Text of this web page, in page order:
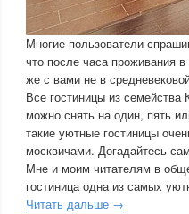
Многие пользователи
что после часа проживания
же с вами не в
Все гостиницы из
можно снять на один, пять
такие уютные гостиницы
москвичами. Догадайтесь
Мне и моим читателям в
гостиница одна из самых
Читать дальше →